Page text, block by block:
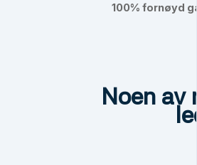
100% fornøyd
Noen av